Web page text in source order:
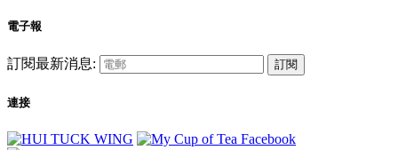
電子報
訂閱最新消息: 訂閱
連接